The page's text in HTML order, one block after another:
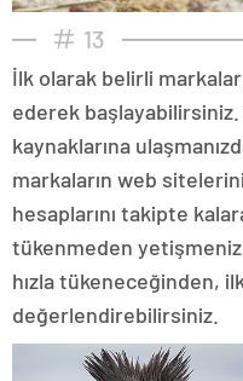
13
İlk olarak belirli
ederek
kaynaklarına
markaların web
hesaplarını takipte
tükenmeden
hızla tükeneceğinden,
değerlendirebilirsiniz.